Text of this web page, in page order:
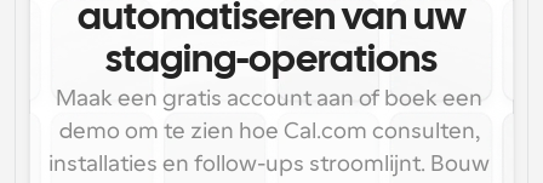
automatiseren van uw
staging-operations
Maak een gratis account aan of boek een
demo om te zien hoe Cal.com consulten,
installaties en follow-ups stroomlijnt. Bouw